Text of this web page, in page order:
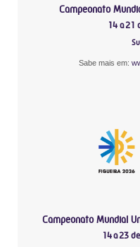
Campeonato
14 a 21
Sabe mais em:
Campeonato Mundial
14 a 23